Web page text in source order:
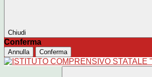
Chiudi
Conferma
Annulla Conferma